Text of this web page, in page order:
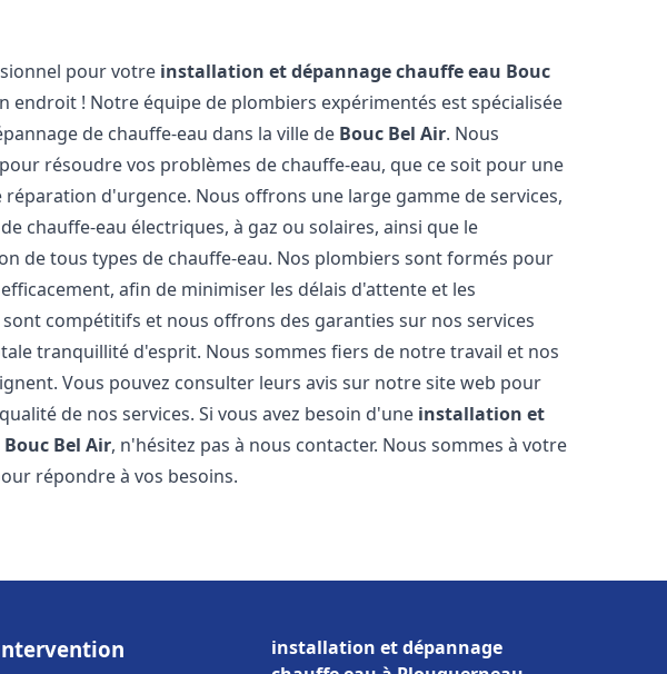
pour votre installation et dépannage chauffe eau Bouc
endroit ! Notre équipe de plombiers expérimentés est spécialisée
de chauffe-eau dans la ville de Bouc Bel Air. Nous
résoudre vos problèmes de chauffe-eau, que ce soit pour une
d'urgence. Nous offrons une large gamme de services,
chauffe-eau électriques, à gaz ou solaires, ainsi que le
de tous types de chauffe-eau. Nos plombiers sont formés pour
afin de minimiser les délais d'attente et les
compétitifs et nous offrons des garanties sur nos services
tranquillité d'esprit. Nous sommes fiers de notre travail et nos
Vous pouvez consulter leurs avis sur notre site web pour
de nos services. Si vous avez besoin d'une installation et
Bouc Bel Air, n'hésitez pas à nous contacter. Nous sommes à votre
répondre à vos besoins.
installation et dépannage